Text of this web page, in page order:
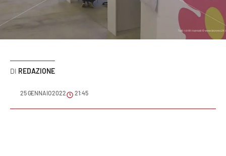
Sanità
Sport
Meteo
REDAZIONE
25 GENNAIO 2022 21:45